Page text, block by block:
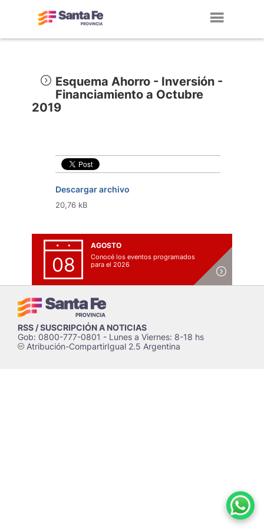
Esquema Ahorro - Inversión -
Financiamiento a Octubre
2019
Descargar archivo
20,76 kB
08
AGOSTO
Conocé los eventos programados
para el 2026
RSS / SUSCRIPCIÓN A NOTICIAS
Gob: 0800-777-0801 - Lunes a Viernes: 8-18 hs
cAtribución-CompartirIgual 2.5 Argentina